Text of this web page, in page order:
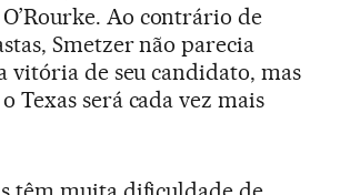
Ao contrário de
Smetzer não parecia
vitória de seu candidato, mas
Texas será cada vez mais